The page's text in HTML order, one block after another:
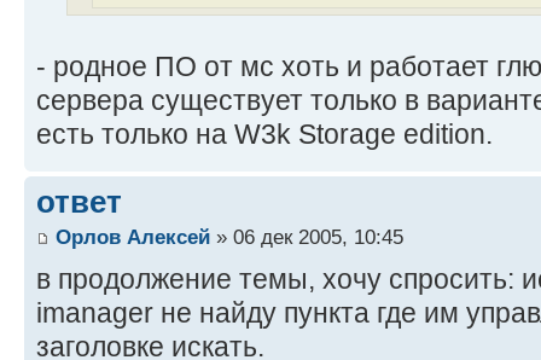
- родное ПО от мс хоть и работает
сервера существует только в
есть только на W3k Storage edition.
ответ
Орлов Алексей » 06 дек 2005, 10:45
в продолжение темы, хочу спросить:
imanager не найду пункта где им
заголовке искать.